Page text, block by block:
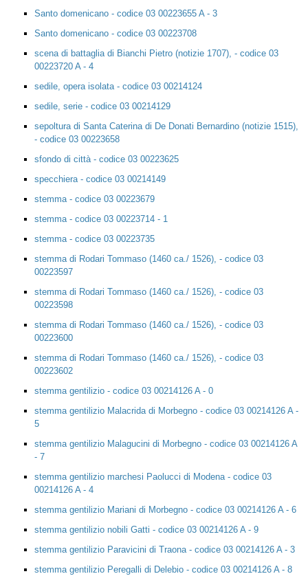
Santo domenicano - codice 03 00223655 A - 3
Santo domenicano - codice 03 00223708
scena di battaglia di Bianchi Pietro (notizie 1707), - codice 03
00223720 A - 4
sedile, opera isolata - codice 03 00214124
sedile, serie - codice 03 00214129
sepoltura di Santa Caterina di De Donati Bernardino (notizie 1515),
- codice 03 00223658
sfondo di città - codice 03 00223625
specchiera - codice 03 00214149
stemma - codice 03 00223679
stemma - codice 03 00223714 - 1
stemma - codice 03 00223735
stemma di Rodari Tommaso (1460 ca./ 1526), - codice 03
00223597
stemma di Rodari Tommaso (1460 ca./ 1526), - codice 03
00223598
stemma di Rodari Tommaso (1460 ca./ 1526), - codice 03
00223600
stemma di Rodari Tommaso (1460 ca./ 1526), - codice 03
00223602
stemma gentilizio - codice 03 00214126 A - 0
stemma gentilizio Malacrida di Morbegno - codice 03 00214126 A -
5
stemma gentilizio Malagucini di Morbegno - codice 03 00214126 A
- 7
stemma gentilizio marchesi Paolucci di Modena - codice 03
00214126 A - 4
stemma gentilizio Mariani di Morbegno - codice 03 00214126 A - 6
stemma gentilizio nobili Gatti - codice 03 00214126 A - 9
stemma gentilizio Paravicini di Traona - codice 03 00214126 A - 3
stemma gentilizio Peregalli di Delebio - codice 03 00214126 A - 8